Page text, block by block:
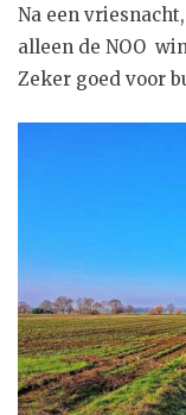
Na een
alleen de NOO
Zeker goed voor